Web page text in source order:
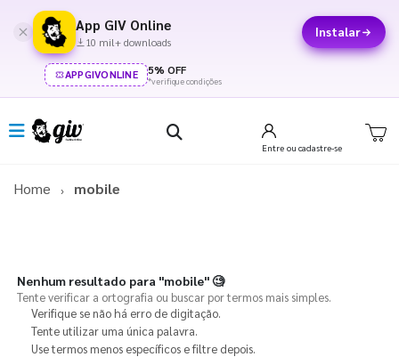
App GIV Online
10 mil+ downloads
Instalar
APPGIVONLINE 5% OFF
*verifique condições
Entre ou cadastre-se
Home mobile
Nenhum resultado para "mobile"🧐
Tente verificar a ortografia ou buscar por termos mais simples.
Verifique se não há erro de digitação.
Tente utilizar uma única palavra.
Use termos menos específicos e filtre depois.